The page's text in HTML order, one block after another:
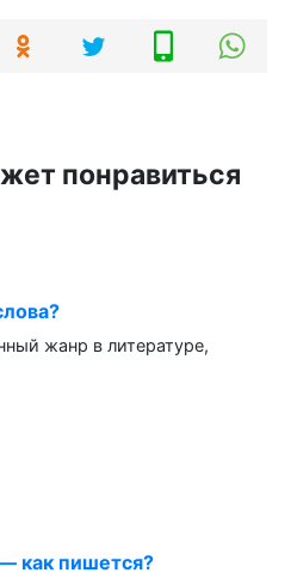
понравиться
жанр в литературе,
как пишется?